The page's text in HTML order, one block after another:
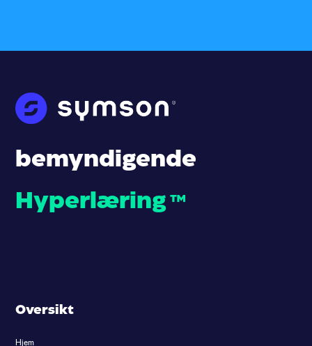
bemyndigende
Hyperlæring ™
Oversikt
Hjem